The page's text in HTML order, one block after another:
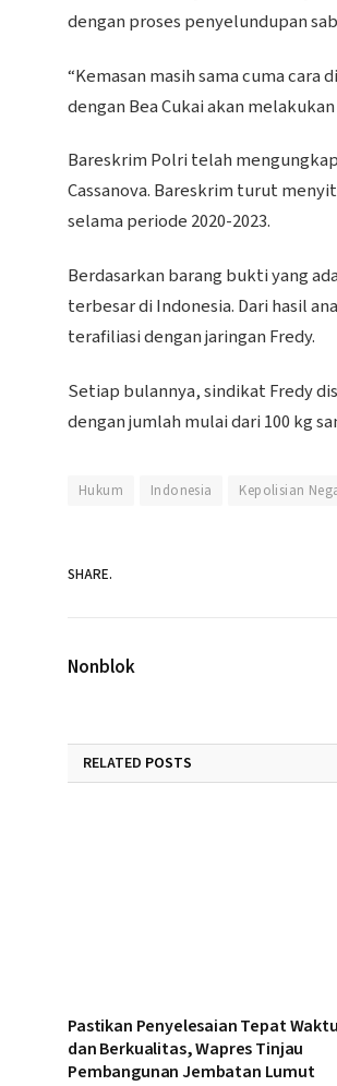
dengan proses penyelundupan
“Kemasan masih sama cuma
dengan Bea Cukai akan
Bareskrim Polri telah
Cassanova. Bareskrim turut
selama periode 2020-2023.
Berdasarkan barang bukti yang
terbesar di Indonesia. Dari hasil
terafiliasi dengan jaringan Fredy.
Setiap bulannya, sindikat Fredy
dengan jumlah mulai dari 100 kg
Hukum Indonesia Kepolisian
SHARE.
Nonblok
RELATED POSTS
Pastikan Penyelesaian Tepat Waktu
dan Berkualitas, Wapres Tinjau
Pembangunan Jembatan Lumut